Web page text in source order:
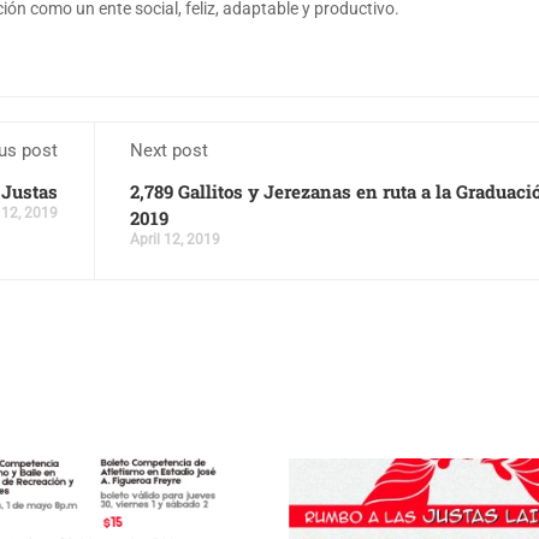
como un ente social, feliz, adaptable y productivo.
post
2019
Next post
2,789 Gallitos y Jerezanas en ruta a la
2019
April 12, 2019